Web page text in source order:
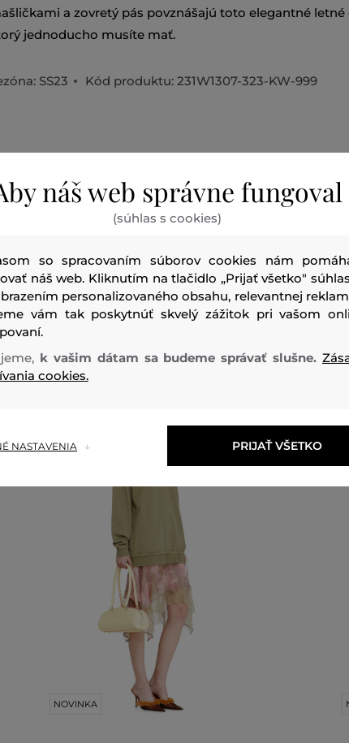
a zovretý pás povznášajú toto elegantné
jednoducho musíte mať.
SS23 Kód produktu: 231W1307-323-KW-999
materiál
Odporúčané produkty
NOVINKA
náš web správne fungoval
(súhlas s cookies)
so spracovaním súborov cookies nám
náš web. Kliknutím na tlačidlo „Prijať všetko"
personalizovaného obsahu, relevantnej
vám tak poskytnúť skvelý zážitok pri vašom
k vašim dátam sa budeme správať slušne.
cookies.
NASTAVENIA PRIJAŤ VŠETKO